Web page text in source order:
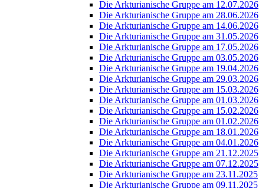
Die Arkturianische Gruppe am 12.07.2026
Die Arkturianische Gruppe am 28.06.2026
Die Arkturianische Gruppe am 14.06.2026
Die Arkturianische Gruppe am 31.05.2026
Die Arkturianische Gruppe am 17.05.2026
Die Arkturianische Gruppe am 03.05.2026
Die Arkturianische Gruppe am 19.04.2026
Die Arkturianische Gruppe am 29.03.2026
Die Arkturianische Gruppe am 15.03.2026
Die Arkturianische Gruppe am 01.03.2026
Die Arkturianische Gruppe am 15.02.2026
Die Arkturianische Gruppe am 01.02.2026
Die Arkturianische Gruppe am 18.01.2026
Die Arkturianische Gruppe am 04.01.2026
Die Arkturianische Gruppe am 21.12.2025
Die Arkturianische Gruppe am 07.12.2025
Die Arkturianische Gruppe am 23.11.2025
Die Arkturianische Gruppe am 09.11.2025